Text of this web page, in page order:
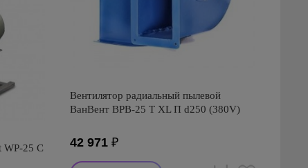
WP-25 C
Вентилятор радиальный пылевой
ВанВент ВРВ-25 Т XL П d250 (380V)
42 971₽